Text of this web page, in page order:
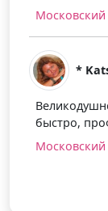
центр
* Kats
центр